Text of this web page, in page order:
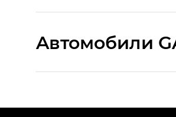
Aвтомобили